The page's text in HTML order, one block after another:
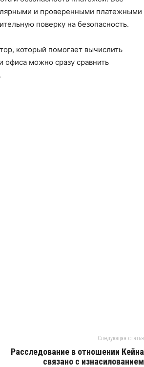
и проверенными платежными
поверку на безопасность.
который помогает вычислить
офиса можно сразу сравнить
Следующая статья
Расследование в отношении Кейна
связано с изнасилованием